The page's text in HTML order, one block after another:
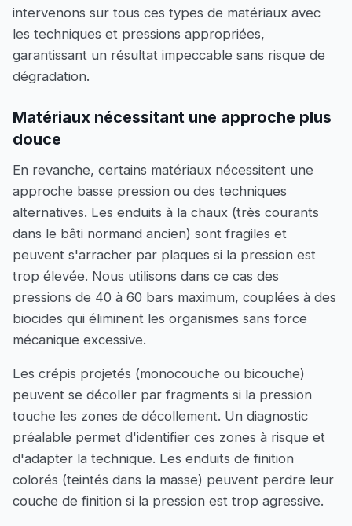
intervenons sur tous ces types de matériaux avec
les techniques et pressions appropriées,
garantissant un résultat impeccable sans risque de
dégradation.
Matériaux nécessitant une approche plus
douce
En revanche, certains matériaux nécessitent une
approche basse pression ou des techniques
alternatives. Les enduits à la chaux (très courants
dans le bâti normand ancien) sont fragiles et
peuvent s'arracher par plaques si la pression est
trop élevée. Nous utilisons dans ce cas des
pressions de 40 à 60 bars maximum, couplées à des
biocides qui éliminent les organismes sans force
mécanique excessive.
Les crépis projetés (monocouche ou bicouche)
peuvent se décoller par fragments si la pression
touche les zones de décollement. Un diagnostic
préalable permet d'identifier ces zones à risque et
d'adapter la technique. Les enduits de finition
colorés (teintés dans la masse) peuvent perdre leur
couche de finition si la pression est trop agressive.